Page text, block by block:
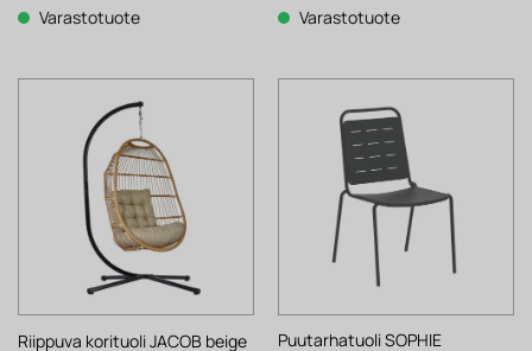
1
438 €.
Varastotuote 232 €.
Varastotuote
Riippuva korituoli JACOB beige
Puutarhatuoli SOPHIE